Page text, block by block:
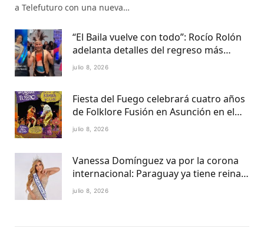
a Telefuturo con una nueva…
“El Baila vuelve con todo”: Rocío Rolón
adelanta detalles del regreso más
esperado de la televisión paraguaya
julio 8, 2026
Fiesta del Fuego celebrará cuatro años
de Folklore Fusión en Asunción en el
Centro Cultural del Puerto
julio 8, 2026
Vanessa Domínguez va por la corona
internacional: Paraguay ya tiene reina
Petite 2027
julio 8, 2026